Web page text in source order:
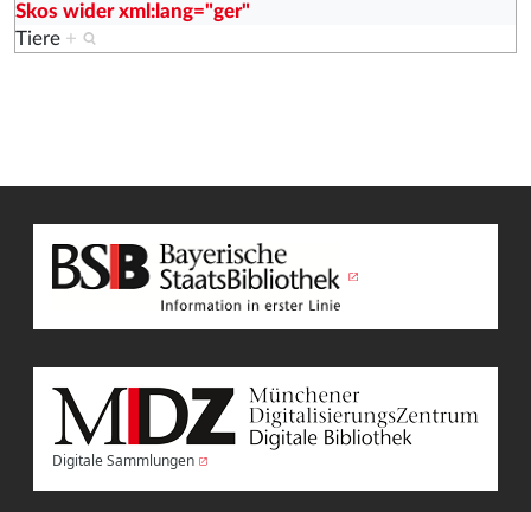
Skos wider xml:lang="ger"
Tiere +
Digitale Sammlungen